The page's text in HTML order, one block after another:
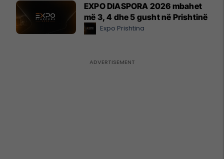
EXPO DIASPORA 2026 mbahet
më 3, 4 dhe 5 gusht në Prishtinë
Expo Prishtina